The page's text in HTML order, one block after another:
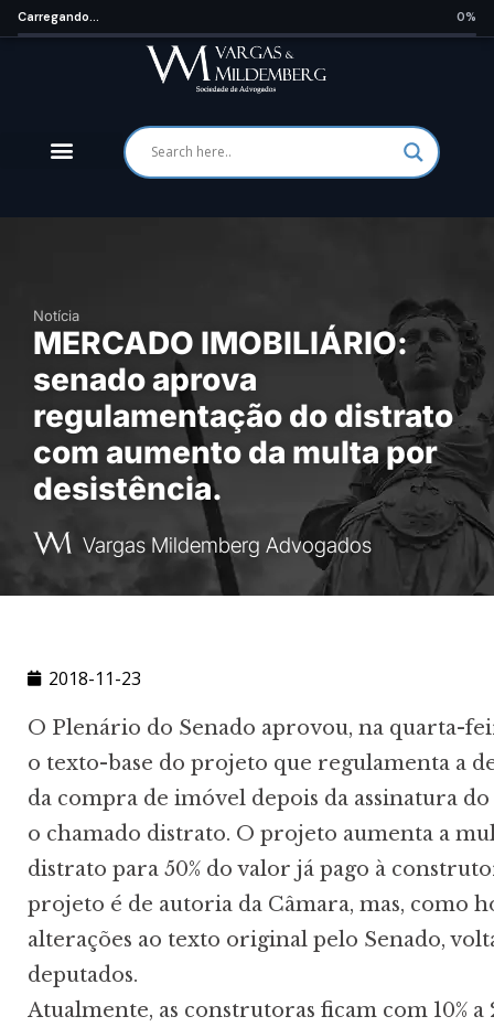
Notícia
MERCADO IMOBILIÁRIO:
senado aprova
regulamentação do distrato
com aumento da multa por
desistência.
Vargas Mildemberg Advogados
Carregando... 0%
2018-11-23
O Plenário do Senado aprovou, na quarta-
o texto-base do projeto que regulamenta a
da compra de imóvel depois da assinatura
o chamado distrato. O projeto aumenta a
distrato para 50% do valor já pago à
projeto é de autoria da Câmara, mas, como
alterações ao texto original pelo Senado,
deputados.
Atualmente, as construtoras ficam com 10% a